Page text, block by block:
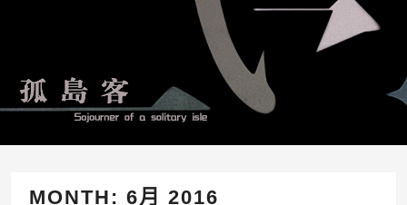
MONTH:6月 2016